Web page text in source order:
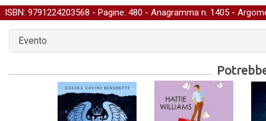
ISBN: 9791224203568 - Pagine: 480 - Anagramma n. 1405 -
Evento